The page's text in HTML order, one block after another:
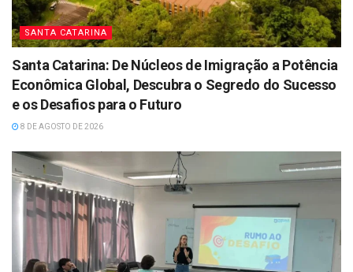
SANTA CATARINA
Santa Catarina: De Núcleos de Imigração a Potência
Econômica Global, Descubra o Segredo do Sucesso
e os Desafios para o Futuro
8 DE AGOSTO DE 2026